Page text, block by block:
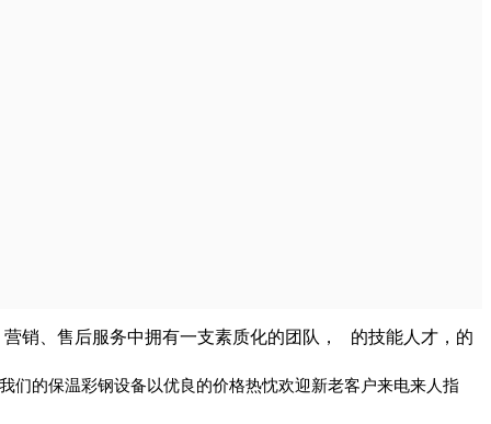
销、售后服务中拥有一支素质化的团队， 的技能人才，的
的保温彩钢设备以优良的价格热忱欢迎新老客户来电来人指